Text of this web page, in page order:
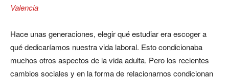
Valencia
Hace unas generaciones, elegir qué estudiar era escoger a
qué dedicaríamos nuestra vida laboral. Esto condicionaba
muchos otros aspectos de la vida adulta. Pero los recientes
cambios sociales y en la forma de relacionarnos condicionan